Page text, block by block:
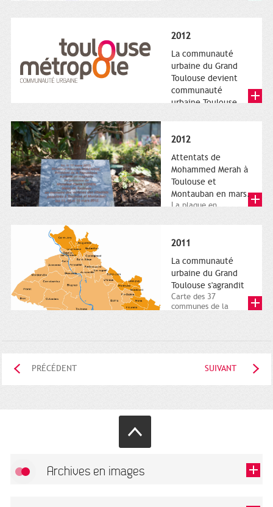
2012
La communauté
urbaine du Grand
Toulouse devient
communauté
urbaine Toulouse
Métropole,
représentant l'anneau
de Moëbius.
2012
Attentats de
Mohammed Merah à
Toulouse et
Montauban en mars.
La plaque en
Charles-de-Gaulle.
2011
La communauté
urbaine du Grand
Toulouse s'agrandit
Carte des 37
communes de la
PRÉCÉDENT SUIVANT
Archives en images